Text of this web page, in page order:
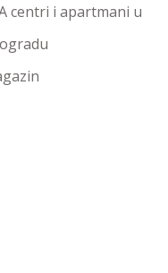
centri i apartmani u